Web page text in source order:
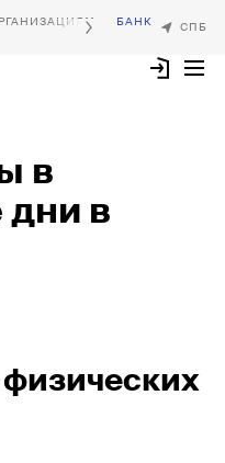
в
в